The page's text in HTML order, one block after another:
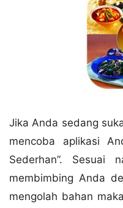
Jika Anda sedang
mencoba aplikasi
Sederhan”. Sesuai
membimbing Anda
mengolah bahan